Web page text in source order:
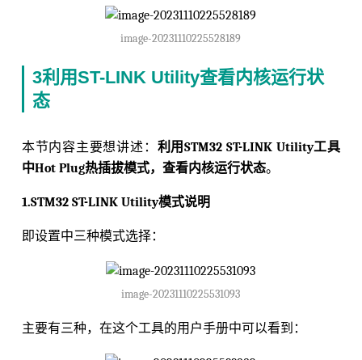
image-20231110225528189
3利用ST-LINK Utility查看内核运行状
态
本节内容主要想讲述： 利用STM32 ST-LINK Utility工具
中Hot Plug热插拔模式，查看内核运行状态。
1.STM32 ST-LINK Utility模式说明
即设置中三种模式选择：
image-20231110225531093
主要有三种，在这个工具的用户手册中可以看到：